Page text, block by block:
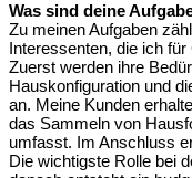
Was sind deine
Zu meinen Aufgaben
Interessenten, die ich
Zuerst werden ihre
Hauskonfiguration und
an. Meine Kunden
das Sammeln von
umfasst. Im Anschluss
Die wichtigste Rolle bei